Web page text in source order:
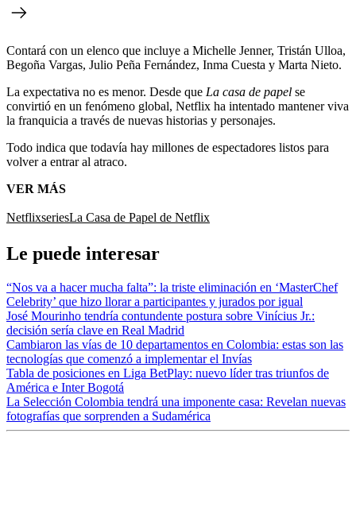
Contará con un elenco que incluye a Michelle Jenner, Tristán Ulloa,
Begoña Vargas, Julio Peña Fernández, Inma Cuesta y Marta Nieto.
La expectativa no es menor. Desde que La casa de papel se
convirtió en un fenómeno global, Netflix ha intentado mantener viva
la franquicia a través de nuevas historias y personajes.
Todo indica que todavía hay millones de espectadores listos para
volver a entrar al atraco.
VER MÁS
NetflixseriesLa Casa de Papel de Netflix
Le puede interesar
“Nos va a hacer mucha falta”: la triste eliminación en ‘MasterChef
Celebrity’ que hizo llorar a participantes y jurados por igual
José Mourinho tendría contundente postura sobre Vinícius Jr.:
decisión sería clave en Real Madrid
Cambiaron las vías de 10 departamentos en Colombia: estas son las
tecnologías que comenzó a implementar el Invías
Tabla de posiciones en Liga BetPlay: nuevo líder tras triunfos de
América e Inter Bogotá
La Selección Colombia tendrá una imponente casa: Revelan nuevas
fotografías que sorprenden a Sudamérica